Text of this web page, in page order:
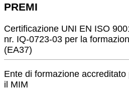
PREMI
Certificazione UNI EN ISO
nr. IQ-0723-03 per la
(EA37)
Ente di formazione accreditato
il MIM